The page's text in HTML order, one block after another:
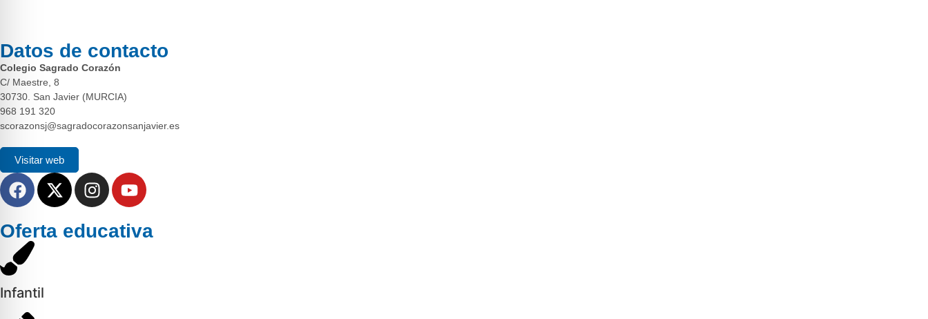
Datos de contacto
Colegio Sagrado Corazón
C/ Maestre, 8
30730. San Javier (MURCIA)
968 191 320
scorazonsj@sagradocorazonsanjavier.es
Visitar web
Oferta educativa
Infantil